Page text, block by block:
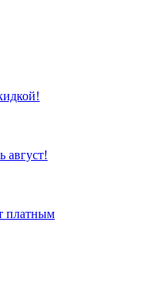
август!
платным